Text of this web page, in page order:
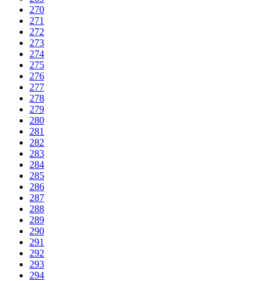
270
271
272
273
274
275
276
277
278
279
280
281
282
283
284
285
286
287
288
289
290
291
292
293
294